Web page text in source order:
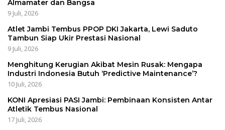
Almamater dan Bangsa
9 Juli, 2026
Atlet Jambi Tembus PPOP DKI Jakarta, Lewi Saduto
Tambun Siap Ukir Prestasi Nasional
9 Juli, 2026
Menghitung Kerugian Akibat Mesin Rusak: Mengapa
Industri Indonesia Butuh ‘Predictive Maintenance’?
10 Juli, 2026
KONI Apresiasi PASI Jambi: Pembinaan Konsisten Antar
Atletik Tembus Nasional
17 Juli, 2026